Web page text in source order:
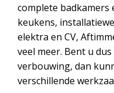
complete
keukens,
elektra en CV,
veel meer. Bent u
verbouwing, dan
verschillende